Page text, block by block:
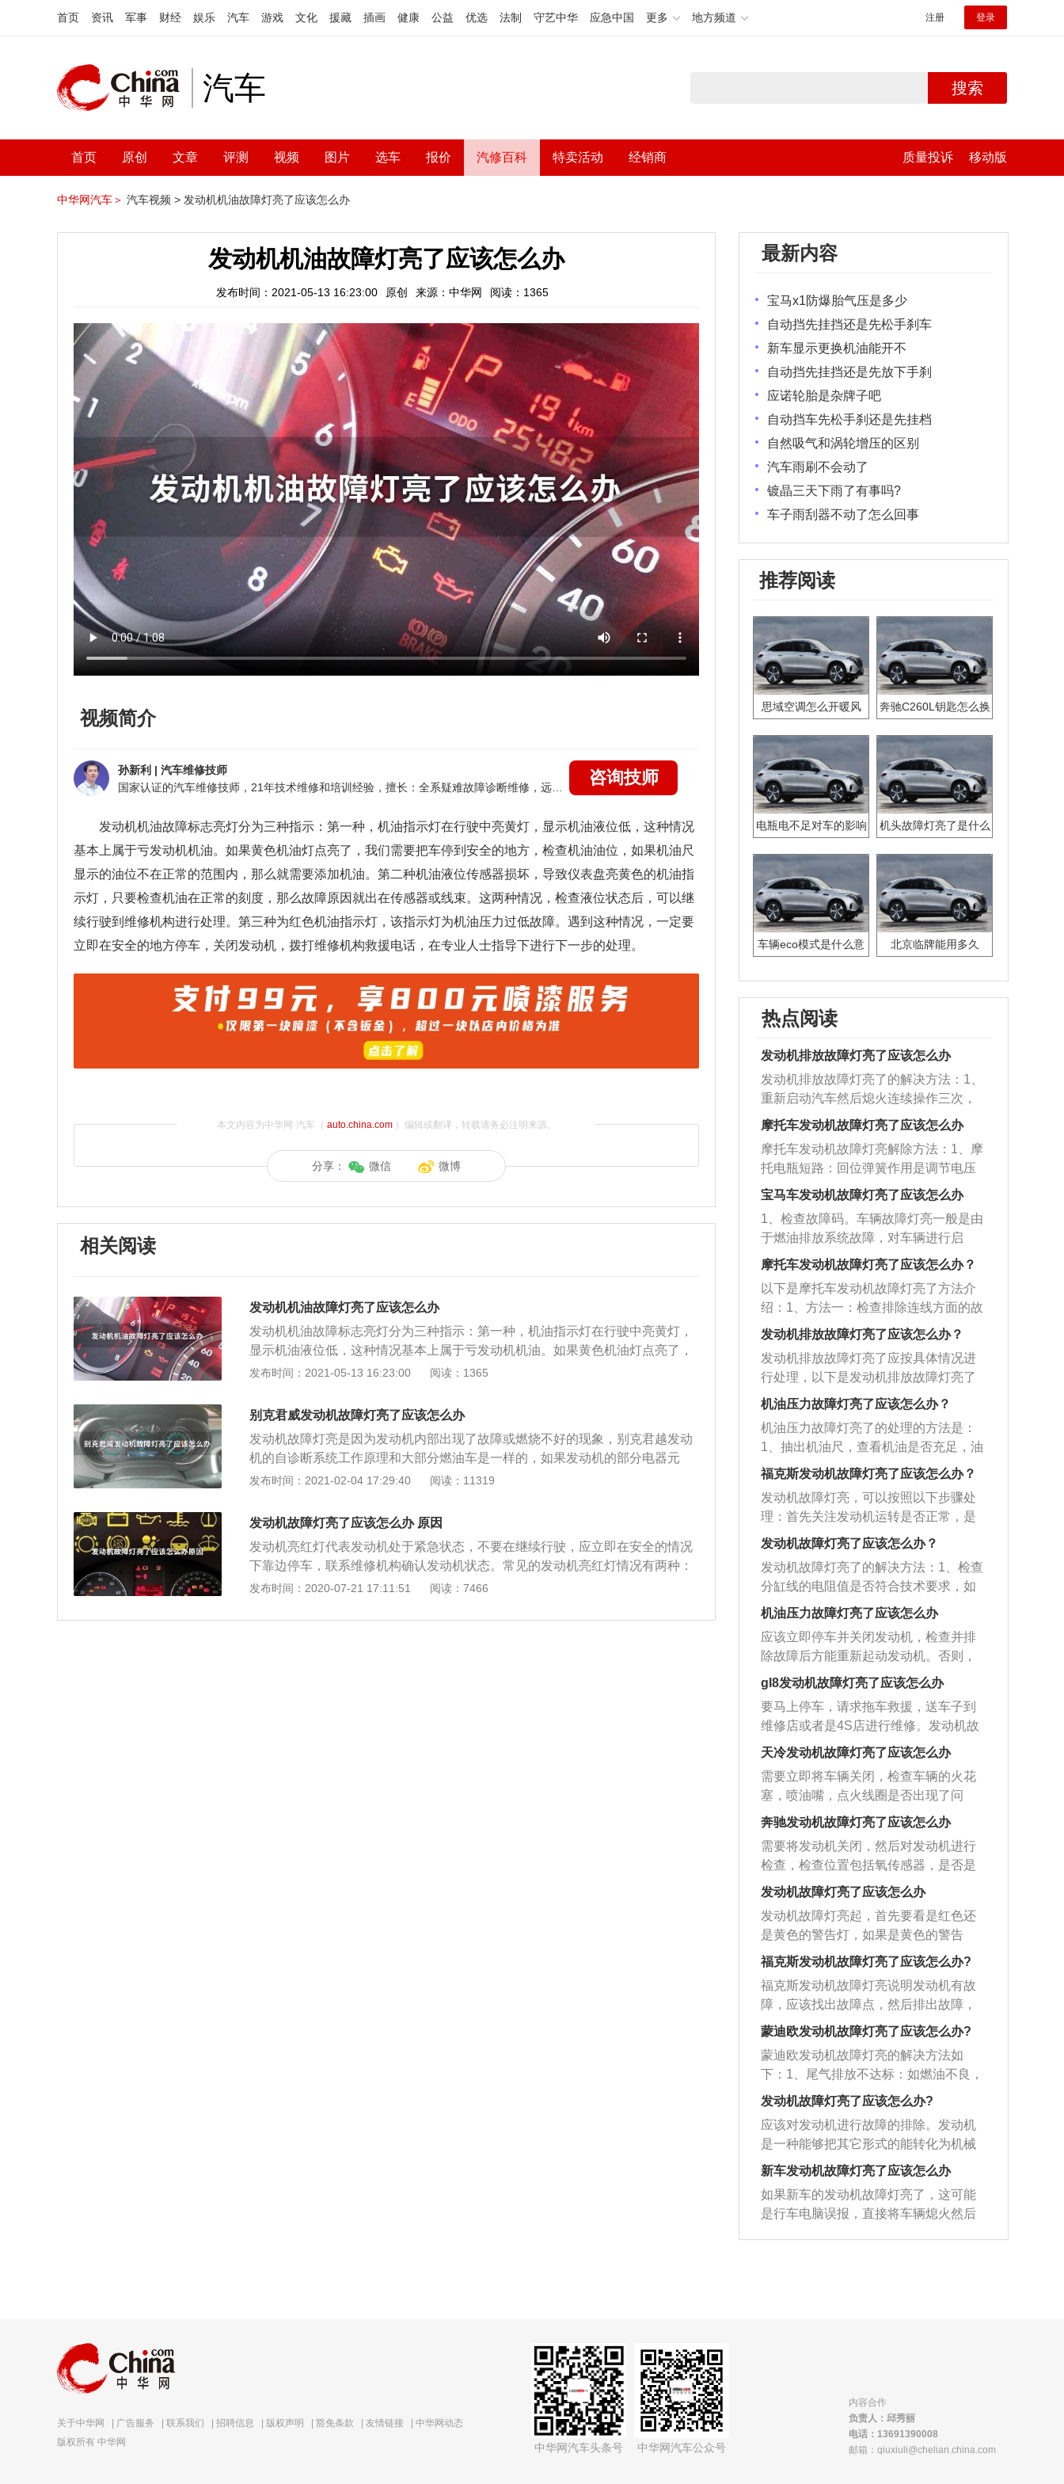
首页 资讯 军事 财经 娱乐 汽车 游戏 文化 援藏 插画 健康 公益 优选 法制 守艺中华 应急中国 更多 地方频道 注册 登录
汽车 搜索
首页 原创 文章 评测 视频 图片 选车 报价 汽修百科 特卖活动 经销商 质量投诉 移动版
中华网汽车＞ 汽车视频 > 发动机机油故障灯亮了应该怎么办
发动机机油故障灯亮了应该怎么办
发布时间：2021-05-13 16:23:00 原创 来源：中华网 阅读：1365
视频简介
孙新利 | 汽车维修技师
国家认证的汽车维修技师，21年技术维修和培训经验，擅长：全系疑难故障诊断维修，远程维修技术指导
咨询技师
发动机机油故障标志亮灯分为三种指示：第一种，机油指示灯在行驶中亮黄灯，显示机油液位低，这种情况
基本上属于亏发动机机油。如果黄色机油灯点亮了，我们需要把车停到安全的地方，检查机油油位，如果机油尺
显示的油位不在正常的范围内，那么就需要添加机油。第二种机油液位传感器损坏，导致仪表盘亮黄色的机油指
示灯，只要检查机油在正常的刻度，那么故障原因就出在传感器或线束。这两种情况，检查液位状态后，可以继
续行驶到维修机构进行处理。第三种为红色机油指示灯，该指示灯为机油压力过低故障。遇到这种情况，一定要
立即在安全的地方停车，关闭发动机，拨打维修机构救援电话，在专业人士指导下进行下一步的处理。
本文内容为中华网·汽车（ auto.china.com）编辑或翻译，转载请务必注明来源。
分享： 微信 微博
相关阅读
发动机机油故障灯亮了应该怎么办
发动机机油故障标志亮灯分为三种指示：第一种，机油指示灯在行驶中亮黄灯，
显示机油液位低，这种情况基本上属于亏发动机机油。如果黄色机油灯点亮了，
我们需要把车停到安全的地方，检查机油油位，如果机油尺显示的油位不在正常
色的机油指示灯，只要检查机油在正常的刻度，那么故障原因就出在传感器或线
束。这两种情况，检查液位状态后，可以继续行驶到维修机构进行处理。第三种
为红色机油指示灯，该指示灯为机油压力过低故障。遇到这种情况，一定要立即
在安全的地方停车，关闭发动机，拨打维修机构救援电话，在专业人士指导下进
行下一步的处理。
发布时间：2021-05-13 16:23:00 阅读：1365
别克君威发动机故障灯亮了应该怎么办
发动机故障灯亮是因为发动机内部出现了故障或燃烧不好的现象，别克君越发动
机的自诊断系统工作原理和大部分燃油车是一样的，如果发动机的部分电器元
件、线路或一些传感器采集到的参数指标超出了合理范围，都会引起发动机报故
这些故障的原因我们可以分为两类： 一、发动机电器故障：这类故障包括一些传
感器的损坏，比如：空气流量计、节气门怠速马达、进气压力传感器、氧传感
器、点火线圈、火花塞、水温传感器、曲轴位置传感器或凸轮轴位置传感器等。
另外还包括一些控制单或执行器，比如发动机电脑、点火电脑、燃油泵、凸轮轴
调节电磁阀等，除了这些电器部件，故障也可能是这些部件之间的导线引起。
发布时间：2021-02-04 17:29:40 阅读：11319
发动机故障灯亮了应该怎么办 原因
发动机亮红灯代表发动机处于紧急状态，不要在继续行驶，应立即在安全的情况
下靠边停车，联系维修机构确认发动机状态。常见的发动机亮红灯情况有两种：
第一种机油压力不足，机油压力警告灯点亮，当此警告灯亮起后，代表机油压力
有损坏发动机的风险。严重的需要维修或更换发动机。第二种为冷却液警告灯，
发布时间：2020-07-21 17:11:51 阅读：7466
最新内容
宝马x1防爆胎气压是多少
自动挡先挂挡还是先松手刹车
新车显示更换机油能开不
自动挡先挂挡还是先放下手刹
应诺轮胎是杂牌子吧
自动挡车先松手刹还是先挂档
自然吸气和涡轮增压的区别
汽车雨刷不会动了
镀晶三天下雨了有事吗?
车子雨刮器不动了怎么回事
推荐阅读
思域空调怎么开暖风
奔驰C260L钥匙怎么换
电瓶电不足对车的影响
机头故障灯亮了是什么
车辆eco模式是什么意
北京临牌能用多久
热点阅读
发动机排放故障灯亮了应该怎么办
发动机排放故障灯亮了的解决方法：1、
重新启动汽车然后熄火连续操作三次，
或者拔掉发动机蓄电池的负极，等待三
十秒后再接上去，这种方法可以有效解
决发动机假故障；2、如果发动机故障灯
亮起之后，汽车熄火后就不能启动了，
这种情况通常是因为燃油泵或者点火的
装置发生故障导致的，需要到4S店或者
汽车维修店解决。如果附近没有维修
果燃油品质不好，也会导致故障灯亮
起，建议使用品质好的燃油；4、三元催
化系统中的氧传感器损坏，也会导致故
障灯亮起，建议减速驾驶到附近的维修
店解决；5、如果故障灯亮起，并且发生
严重抖动、加速无力的情况，建议停止
驾驶，及时维修。
摩托车发动机故障灯亮了应该怎么办
摩托车发动机故障灯亮解除方法：1、摩
托电瓶短路：回位弹簧作用是调节电压
高低，拉长弹簧调节电压升高，反之调
节电压下降。其次应检查调节器线圈及
连接线有无断路、短路现象，调节器应
在专用设备上调整；再次检查指示灯、
开关、调节器、蓄电池的连线。检查它
们之间连线及线柱是否存在搭铁、断路
及连接不可靠等故障。2、调节器故障：
障时，首先应检查故障所在，一般先检
查触点是否烧蚀或脏污不通，触点回位
弹簧是否失效。3、连线故障：检查排除
连线方面的故障，首先检查发电机激磁
绕组引出端经电刷到调节器的连线；其
次检查发电机定于三相绕组引出端经二
极管、中性点到调节器的连线。有些检
查维修个人无法完成建议去专业的摩托
车修理厂检查、维修。
宝马车发动机故障灯亮了应该怎么办
1、检查故障码。车辆故障灯亮一般是由
于燃油排放系统故障，对车辆进行启
动、灭车进行三次后，如果故障灯依然
亮就需要及时到店里检查故障码，查看
是发动机的问题或者是传感器故障。2、
检查传感器。如果传感器受损或有其他
故障，就不能得出正确数据，所以汽车E
CU就会出现误判，导致发动机故障灯亮
起。如果是传感器造成的发动机故障灯
器即可。3、更换机油。如果车主没有按
照要求添加机油，长期会导致车辆发动
机磨损严重，工作异常，导致发动机故
障灯亮起，更换相匹配的机油即可。4、
检查清理配件。火花塞、点火线圈、燃
油泵等配件故障，以及油路堵塞、积碳
等原因都会导致发动机混合气燃烧不
良。此时需要更换火花塞等配件，清理
油路和积碳即可消除故障灯。发动机作
为汽车的心脏，是汽车里非常重要的一
化为机械能的机器。车辆的发动机涉及
的部位很多，造成它故障灯亮起的原因
也比较多，如果发现发动机的故障灯亮
起，一定要及时检查。
摩托车发动机故障灯亮了应该怎么办？
以下是摩托车发动机故障灯亮了方法介
绍：1、方法一：检查排除连线方面的故
障首先检查发电机激磁绕组引出端经电
刷到调节器的连线;其次检查发电机定于
三相绕组引出端经二极管、中性点到调
节器的连线;再次检查指示灯、开关、调
节器、蓄电池的连线。检查它们之间连
线及线柱是否存在搭铁、断路及连接不
可靠等故障。2、方法二：检查排除调节
查故障所在,一般先检查触点是否烧蚀或
脏污不通,触点回位弹簧是否失效。3、方
法三：回位弹簧作用是调节电压高低,拉
长弹簧调节电压升高,反之调节电压下
降。其次应检查调节器线圈及连接线有
无断路、短路现象。调节器应在专用设
备上调整。
发动机排放故障灯亮了应该怎么办？
发动机排放故障灯亮了应按具体情况进
行处理，以下是发动机排放故障灯亮了
的原因和解决方法：1、燃油质量不达
标：发动机混合气燃烧不充分导致。解
决方法：选择加油站时，尽量少去小型
的加油站加油，另外也避免在加油站换
油后去加油，加油完毕后可以添加一些
质量较好的燃油添加剂，提高燃油的质
量。 2、节气门脏污。解决方法：汽车每
洗。3、气门和喷油嘴积碳。解决方法：
汽车每行驶3到4万公里，进行一次进气
及燃油系统的清洗。
机油压力故障灯亮了应该怎么办？
机油压力故障灯亮了的处理的方法是：
1、抽出机油尺，查看机油是否充足，油
中是否有汽油或水，必要时添加或更换
机油；2、发动机在工作情况下，察看各
部位是否有漏油现象；3、检查机油压力
感应塞和机油压力表是否正常；4、检查
润滑系油压；5、检视并调整曲轴主轴瓦
和连杆轴瓦的装合间隙。机油的作用
是：1、缓解摩擦与高温；2、冷却降
锈防蚀。机油也叫发动机润滑油，是由
基础油和添加剂组成，基础油是润滑油
的主要成分，决定着润滑油的基本性
质，添加剂可弥补和改善基础油性能方
面的不足。
福克斯发动机故障灯亮了应该怎么办？
发动机故障灯亮，可以按照以下步骤处
理：⾸先关注发动机运转是否正常，是
否存在抖动、冒⿊烟等问题，若有则尽
量不要再启动。特别说明，亮红灯的情
况下一定不要再启动。如果发动机可以
启动，熄⽕5-10分钟之后，不要踩刹
⻋，直接按⼀下启动键，或不踩离合器
只旋转⻋钥匙半圈到on的位置，汽⻋在
通电后会开启⾃检功能，待5-10秒后观
灯没有熄灭，则请尽快⾄服务站查找原
因。服务站通过便携式诊断仪可读取故
障码，获得故障信息，进行有针对性的
修复。发动机故障灯亮的原因主要有以
下7个：传感器故障：这里所说的传感器
包括水温、曲轴位置、空气流量、进气
温度、氧传感器等，当这些传感器受
损、接触不良或信号中断时，汽车的EC
U就不能准确获得发动机的数据，此时就
会引起发动机故障灯亮。油质问题：如
有可能会造成发动机的磨损，导致故障
灯亮。混合气燃烧不良：混合气燃烧不
良会导致发动机积碳或爆震，被氧传感
器监测到并报告给ECU后，亮起故障灯
以示警告。火花塞故障、点火线圈故
障、燃油泵故障、油路堵塞等都会引起
发动机混合气燃烧不良。增压问题：进
气增压管路、涡轮增压器也会导致发动
机故障灯点亮。其中最常见的是涡轮增
压器损坏，同时车辆还会出现漏油、机
气管冒蓝烟或黑烟等症状。进气问题：
如果汽车进气出现问题，就有可能导致
发动机管路堵塞，严重的话就会引起发
动机故障灯亮。空气滤芯如果不干净，
没有定期清理，会导致进气出现问题。
排气问题：排气故障也会导致发动机故
障灯亮。后氧传感器、三元催化器、排
气凸轮轴及轴瓦故障，都是出现排气问
发动机故障灯亮了应该怎么办？
发动机故障灯亮了的解决方法：1、检查
分缸线的电阻值是否符合技术要求，如
不符合需进行调整或更换；2、检查燃油
压力表和其组件，连接油管和油表，启
动发动机并使其进入怠速运转，燃油表
读数应在270到320kpa范围内；3、使发
动机进入怠速运转，分别断开每一个喷
油嘴插头，检查其怠速是否有变化，若
断开每个气缸的喷油嘴，怠速降低基本
查气缸的压力、进排气门的间隙、燃油
蒸气控制电磁阀、EGR阀缸体工作情
况、进气歧管是否漏气。
机油压力故障灯亮了应该怎么办
应该立即停车并关闭发动机，检查并排
除故障后方能重新起动发动机。否则，
可能会引起烧毁发动机的严重事故。若
途中不能排除故障，应该求助修理厂解
决。机油压力故障灯的工作是通过机油
压力传感器实现的，机油压力传感器对
发动机的机油压力进行检测，帮助发动
机正常运行，机油压力传感器通常安装
在发动机的主油道内，当发动机运行过
力，将压力信号转化为电信号，经过信
号线连接到油压指示表内，与报警电路
中的报警电压进行比较，当低于报警电
压时输出报警信号点亮机油压力故障
灯，引起驾驶员的注意。通过机油压力
故障灯的工作，可以及时发现机油压力
的问题。
gl8发动机故障灯亮了应该怎么办
要马上停车，请求拖车救援，送车子到
维修店或者是4S店进行维修。发动机故
障灯亮有很多原因，有可能是系统误
报、也有可能是发动机受损或者是火花
塞失效等等。这时不可以强行开车。一
般发动机要规律保养，规律添加机油，
才可以尽可能避免发动机损坏。机油是
发动机的润滑油，可以对发动机起到润
滑，减小摩擦，辅助冷却，减小缓冲的
成，基础油是润滑油的主要成分，决定
润滑油的基本性质，添加剂改善弥补基
础油性能方面的不足。使用润滑油可以
减小发动机部件的磨损，延长发动机各
部件的使用寿命，市场中的机油分为合
成油和矿物油，合成油又分为全合成油
和半合成油。汽车一般使用全合成机油
的更换周期比使用半合成机油和矿物油
的更换周期长，驾驶员可以根据驾驶情
况选择油品类型。
天冷发动机故障灯亮了应该怎么办
需要立即将车辆关闭，检查车辆的火花
塞，喷油嘴，点火线圈是否出现了问
题。导致发动机故障灯亮起的原因是发
动机缺缸，此时车辆会抖动严重，无法
正常行驶。强行行驶的话，动力会严重
不足，并且油耗消耗量很大，对发动机
的磨损有很大的影响。当机动车辆在天
气冷的时候，出现了发动机故障灯亮起
的情况，需要对车辆的发动机进行检
检查和维修。发动机故障灯亮起的时
候，车辆是不可以继续行驶的，只有在
找到具体故障原因之后，车辆才可以继
续行驶。
奔驰发动机故障灯亮了应该怎么办
需要将发动机关闭，然后对发动机进行
检查，检查位置包括氧传感器，是否是
由于氧传感器的插头松动或者是损坏。
确定车辆使用的油品是否出现问题。判
断是否是由于发动机内部存在的积碳过
多而导致的情况。当机动车辆在正常的
使用过程中出现发动机故障灯亮起的情
况，需要对机动车辆进行检查，如果自
己没有办法检查，需要将机动车辆行驶
车辆进行检测，找到具体的故障原因
后，对症进行检查和维修，经过维修之
后，车辆的发动机故障灯会消除。
发动机故障灯亮了应该怎么办
发动机故障灯亮起，首先要看是红色还
是黄色的警告灯，如果是黄色的警告
灯，请尽快送入维修厂进行检修，如果
是红色故障灯，就不建议在启动车辆
了，只能寻求救援。常见的发动机亮红
灯情况有两种：机油压力不足，机油压
力警告灯点亮，当此警告灯亮起后，代
表机油压力不足。机油压力不足后，如
果继续行驶的话，由于发动机无法得到
重的需要维修或更换发动机。冷却液警
告灯，该指示灯点亮的话，说明冷却液
液位低于下限值或水温过高导致的报
警。如果继续行驶的话，由于发动机会
存在缺少冷却的风险，一直处在高温状
态，导致发动机也有损坏的风险。
福克斯发动机故障灯亮了应该怎么办?
福克斯发动机故障灯亮说明发动机有故
障，应该找出故障点，然后排出故障，
再用解码仪进行故障的排除。发动机是
一种能够把其它形式的能转化为机械能
的机器，包括如内燃机（往复活塞式发
动机）、外燃机（斯特林发动机、蒸汽
机等）、喷气发动机、电动机等。汽车
发动机的使用注意事项如下：1、忌空挡
行驶：发动机本身就具有减速断油的功
使用车辆时要注意观察，发现地上有油
要判断是否出现发动机漏油的现象，及
时与汽车4S店沟通，除掉安全隐患；3、
蒙迪欧发动机故障灯亮了应该怎么办?
蒙迪欧发动机故障灯亮的解决方法如
下：1、尾气排放不达标：如燃油不良，
三元催化器失效，进气管积炭过多，喷
油嘴堵塞，氧传感器失效，发动机偶而
有缺火情况等都会导致发动机故障灯点
亮，其中油质不好导致发动机故障灯亮
的情况是最多的；更换三元催化器即
可；2、发动机系统工作不良导致的故障
灯点亮，如油门踏板传感器，节气门位
发动机故障灯亮了应该怎么办?
应该对发动机进行故障的排除。发动机
是一种能够把其它形式的能转化为机械
能的机器，包括如内燃机（往复活塞式
发动机）、外燃机（斯特林发动机、蒸
汽机等）、喷气发动机、电动机等。导
致发动机故障灯亮的原因如下：1、汽油
品质不好会导致混合气在气缸内燃烧不
工作特性减弱会导致故障灯点亮。
新车发动机故障灯亮了应该怎么办
如果新车的发动机故障灯亮了，这可能
是行车电脑误报，直接将车辆熄火然后
汽车会出现车身异常抖动的问题，并且
动力会大幅度的减弱。发动机缺缸后要
到修理店或者4s店请专业人士进行检
关于中华网 广告服务 联系我们 招聘信息 版权声明 豁免条款 友情链接
中华网动态
版权所有 中华网
中华网汽车头条号 中华网汽车公众号
内容合作
负责人：邱秀丽
电话：13691390008
邮箱：qiuxiuli@chelian.china.com